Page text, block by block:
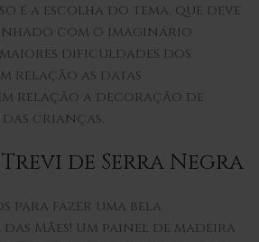
é a escolha do tema, que deve
com o imaginário
dificuldades dos
relação as datas
relação a decoração de
crianças.
de Serra Negra
para fazer uma bela
Mães! Um painel de madeira